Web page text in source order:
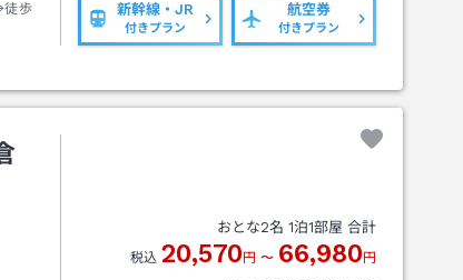
徒歩
新幹線・JR
付きプラン
航空券
付きプラン
おとな2名 1泊1部屋 合計
税込 20,570 円 〜 66,980 円